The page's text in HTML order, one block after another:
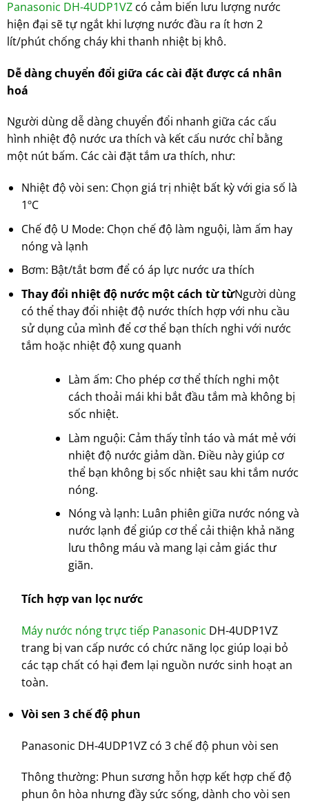
Panasonic DH-4UDP1VZcó cảm biến lưu lượng nước
hiện đại sẽ tự ngắt khi lượng nước đầu ra ít hơn 2
lít/phút chống cháy khi thanh nhiệt bị khô.
Dễ dàng chuyển đổi giữa các cài đặt được cá nhân
hoá
Người dùng dễ dàng chuyển đổi nhanh giữa các cấu
hình nhiệt độ nước ưa thích và kết cấu nước chỉ bằng
một nút bấm. Các cài đặt tắm ưa thích, như:
Nhiệt độ vòi sen: Chọn giá trị nhiệt bất kỳ với gia số là
1ºC
Chế độ U Mode: Chọn chế độ làm nguội, làm ấm hay
nóng và lạnh
Bơm: Bật/tắt bơm để có áp lực nước ưa thích
Thay đổi nhiệt độ nước một cách từ từNgười dùng
có thể thay đổi nhiệt độ nước thích hợp với nhu cầu
sử dụng của mình để cơ thể bạn thích nghi với nước
tắm hoặc nhiệt độ xung quanh
Làm ấm: Cho phép cơ thể thích nghi một
cách thoải mái khi bắt đầu tắm mà không bị
sốc nhiệt.
Làm nguội: Cảm thấy tỉnh táo và mát mẻ với
nhiệt độ nước giảm dần. Điều này giúp cơ
thể bạn không bị sốc nhiệt sau khi tắm nước
nóng.
Nóng và lạnh: Luân phiên giữa nước nóng và
nước lạnh để giúp cơ thể cải thiện khả năng
lưu thông máu và mang lại cảm giác thư
giãn.
Tích hợp van lọc nước
Máy nước nóng trực tiếp Panasonic DH-4UDP1VZ
trang bị van cấp nước có chức năng lọc giúp loại bỏ
các tạp chất có hại đem lại nguồn nước sinh hoạt an
toàn.
Vòi sen 3 chế độ phun
Panasonic DH-4UDP1VZ có 3 chế độ phun vòi sen
Thông thường: Phun sương hỗn hợp kết hợp chế độ
phun ôn hòa nhưng đầy sức sống, dành cho vòi sen